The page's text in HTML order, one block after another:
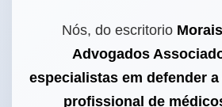
Nós, do escritorio
Advogados
especialistas em defender
profissional de